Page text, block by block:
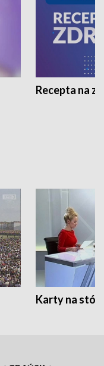
Recepta na
Karty na